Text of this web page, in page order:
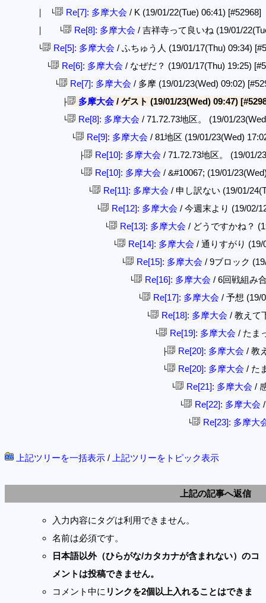
│ └ Re[7]: 多摩大会 / K (19/01/22(Tue) 06:41) [#52968]
│ └ Re[8]: 多摩大会 / 吉祥寺って良いね (19/01/
└ Re[5]: 多摩大会 / ふちゅう人 (19/01/17(Thu) 09:34)
└ Re[6]: 多摩大会 / なぜだ？ (19/01/17(Thu) 19:25)
└ Re[7]: 多摩大会 / 多摩 (19/01/23(Wed) 09:02)
├ 多摩大会/ ゲスト (19/01/23(Wed) 09:47)
└ Re[8]: 多摩大会 / 71.72.73地区。 (19/01/
└ Re[9]: 多摩大会 / 81地区 (19/01/23(Wed)
├ Re[10]: 多摩大会 / 71.72.73地区。 (19/01/
└ Re[10]: 多摩大会 / &#10067; (19/01/
└ Re[11]: 多摩大会 / 申し訳ない (19/01/
└ Re[12]: 多摩大会 / 今週末より (19/02/
└ Re[13]: 多摩大会 / どうですかね？
└ Re[14]: 多摩大会 / 通りすがり
└ Re[15]: 多摩大会 / 9ブロック
└ Re[16]: 多摩大会 / 6回戦組み
└ Re[17]: 多摩大会 / 予想 (19/
└ Re[18]: 多摩大会 / 教えて
└ Re[19]: 多摩大会 / たま
├ Re[20]: 多摩大会 / 教
└ Re[20]: 多摩大会 / た
└ Re[21]: 多摩大会 /
└ Re[22]: 多摩大会
└ Re[23]: 多摩大
上記ツリーを一括表示 / 上記ツリーをトピック表示
上記の記事へ返信
入力内容にタグは利用できません。
名前は必須です。
日本語以外（ひらがな/カタカナが含まれない）のコ
メントは投稿できません。
コメント中に リンクを2個以上入れることはできま